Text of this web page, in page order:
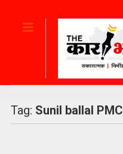
Tag: Sunil ballal PMC